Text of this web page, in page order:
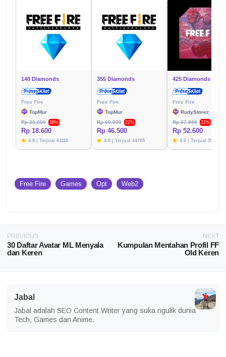
140 Diamonds
Free Fire
TopMur
Rp 30.000
38%
Rp 18.600
4.8 | Terjual 61115
355 Diamonds
Free Fire
TopMur
Rp 60.000
22%
Rp 46.500
4.8 | Terjual 44705
425 Diamonds
Free Fire
RudyStorez
Rp 67.999
22%
Rp 52.600
4.6 | Terjual 39787
Free Fire Games Opt Web2
PREVIOUS
30 Daftar Avatar ML Menyala
dan Keren
NEXT
Kumpulan Mentahan Profil FF
Old Keren
Jabal
Jabal adalah SEO Content Writer yang suka ngulik dunia
Tech, Games dan Anime.